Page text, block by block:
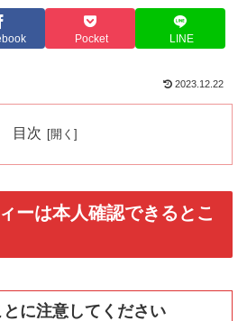
Pocket LINE
2023.12.22
目次
ーは本人確認できるとこ
に注意してください